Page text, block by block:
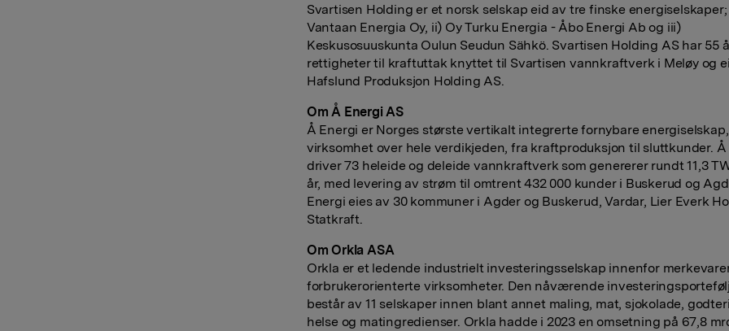
Svartisen Holding er et norsk selskap eid av tre finske
Vantaan Energia Oy, ii) Oy Turku Energia - Åbo Energi Ab og iii)
Keskusosuuskunta Oulun Seudun Sähkö. Svartisen Holding AS har 55
rettigheter til kraftuttak knyttet til Svartisen vannkraftverk i Meløy og
Hafslund Produksjon Holding AS.
Om Å Energi AS
Å Energi er Norges største vertikalt integrerte fornybare
virksomhet over hele verdikjeden, fra kraftproduksjon til sluttkunder. Å
driver 73 heleide og deleide vannkraftverk som genererer rundt 11,3
år, med levering av strøm til omtrent 432 000 kunder i Buskerud og
Energi eies av 30 kommuner i Agder og Buskerud, Vardar, Lier Everk
Statkraft.
Om Orkla ASA
Orkla er et ledende industrielt investeringsselskap innenfor
forbrukerorienterte virksomheter. Den nåværende
består av 11 selskaper innen blant annet maling, mat, sjokolade,
helse og matingredienser. Orkla hadde i 2023 en omsetning på 67,8